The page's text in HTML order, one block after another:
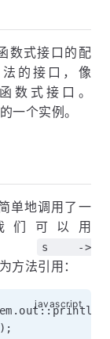
数式接口的配
的接口，像
数式接口。
一个实例。
单地调用了一
们可以用
s ->
方法引用：
. out::println
) ;